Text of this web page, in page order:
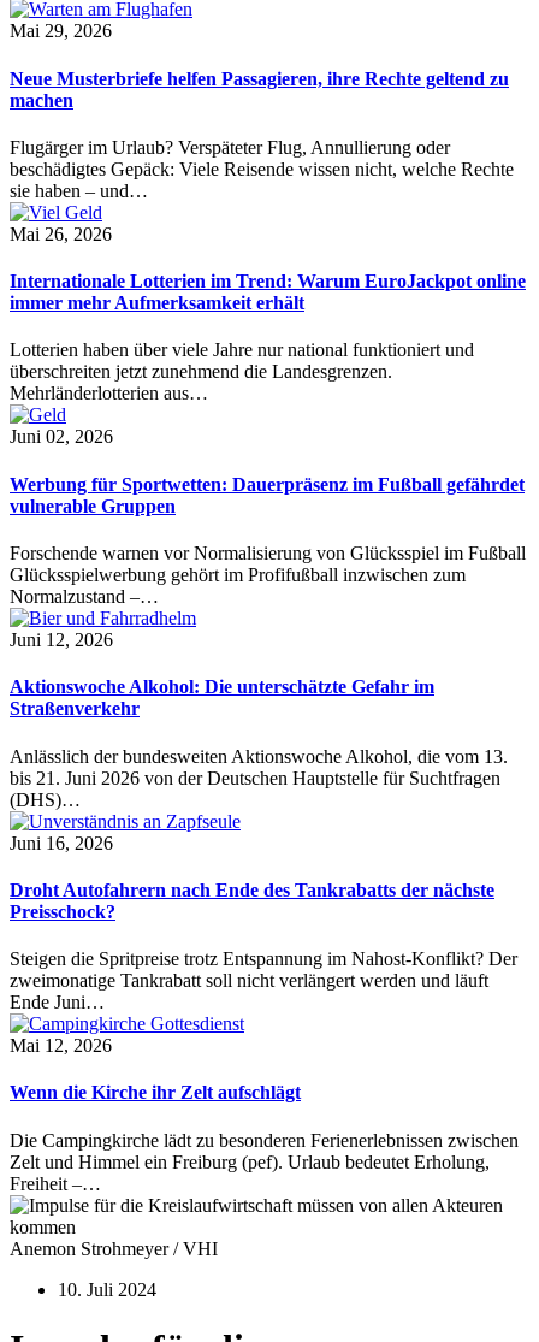
Mai 29, 2026
Neue Musterbriefe helfen Passagieren, ihre Rechte geltend zu
machen
Flugärger im Urlaub? Verspäteter Flug, Annullierung oder
beschädigtes Gepäck: Viele Reisende wissen nicht, welche Rechte
sie haben – und…
Mai 26, 2026
Internationale Lotterien im Trend: Warum EuroJackpot online
immer mehr Aufmerksamkeit erhält
Lotterien haben über viele Jahre nur national funktioniert und
überschreiten jetzt zunehmend die Landesgrenzen.
Mehrländerlotterien aus…
Juni 02, 2026
Werbung für Sportwetten: Dauerpräsenz im Fußball gefährdet
vulnerable Gruppen
Forschende warnen vor Normalisierung von Glücksspiel im Fußball
Glücksspielwerbung gehört im Profifußball inzwischen zum
Normalzustand –…
Juni 12, 2026
Aktionswoche Alkohol: Die unterschätzte Gefahr im
Straßenverkehr
Anlässlich der bundesweiten Aktionswoche Alkohol, die vom 13.
bis 21. Juni 2026 von der Deutschen Hauptstelle für Suchtfragen
(DHS)…
Juni 16, 2026
Droht Autofahrern nach Ende des Tankrabatts der nächste
Preisschock?
Steigen die Spritpreise trotz Entspannung im Nahost-Konflikt? Der
zweimonatige Tankrabatt soll nicht verlängert werden und läuft
Ende Juni…
Mai 12, 2026
Wenn die Kirche ihr Zelt aufschlägt
Die Campingkirche lädt zu besonderen Ferienerlebnissen zwischen
Zelt und Himmel ein Freiburg (pef). Urlaub bedeutet Erholung,
Freiheit –…
Anemon Strohmeyer / VHI
10. Juli 2024